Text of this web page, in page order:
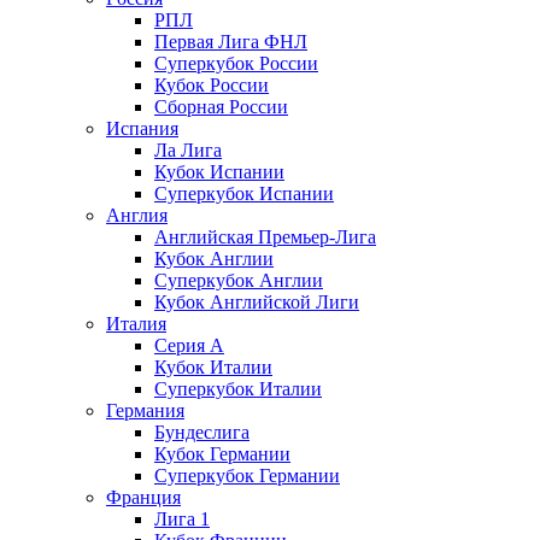
РПЛ
Первая Лига ФНЛ
Суперкубок России
Кубок России
Сборная России
Испания
Ла Лига
Кубок Испании
Суперкубок Испании
Англия
Английская Премьер-Лига
Кубок Англии
Суперкубок Англии
Кубок Английской Лиги
Италия
Серия А
Кубок Италии
Суперкубок Италии
Германия
Бундеслига
Кубок Германии
Суперкубок Германии
Франция
Лига 1